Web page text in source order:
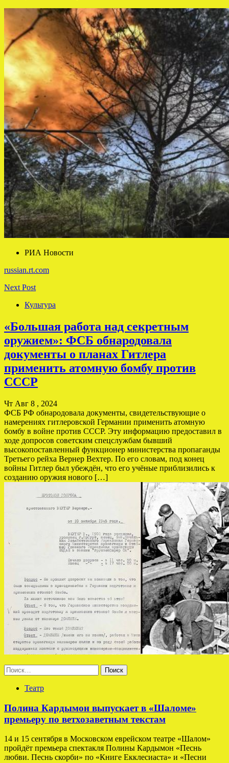
РИА Новости
russian.rt.com
Next Post
Культура
«Большая работа над секретным
оружием»: ФСБ обнародовала
документы о планах Гитлера
применить атомную бомбу против
СССР
Чт Авг 8 , 2024
ФСБ РФ обнародовала документы, свидетельствующие о
намерениях гитлеровской Германии применить атомную
бомбу в войне против СССР. Эту информацию предоставил в
ходе допросов советским спецслужбам бывший
высокопоставленный функционер министерства пропаганды
Третьего рейха Вернер Вехтер. По его словам, под конец
войны Гитлер был убеждён, что его учёные приблизились к
созданию оружия нового […]
Найти:
Театр
Полина Кардымон выпускает в «Шаломе»
премьеру по ветхозаветным текстам
14 и 15 сентября в Московском еврейском театре «Шалом»
пройдёт премьера спектакля Полины Кардымон «Песнь
любви. Песнь скорби» по «Книге Екклесиаста» и «Песни